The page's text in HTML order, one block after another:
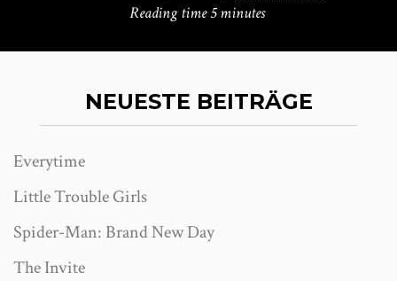
Reading time5 minutes
NEUESTE BEITRÄGE
Everytime
Little Trouble Girls
Spider-Man: Brand New Day
The Invite